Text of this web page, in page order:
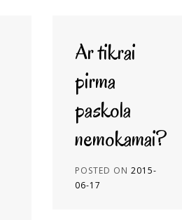
Ar tikrai
pirma
paskola
nemokamai?
POSTED ON2015-
06-17